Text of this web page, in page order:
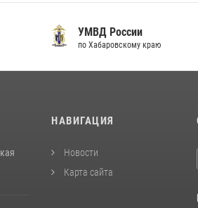
УМВД России
по Хабаровскому краю
НАВИГАЦИЯ
Новости
Карта сайта